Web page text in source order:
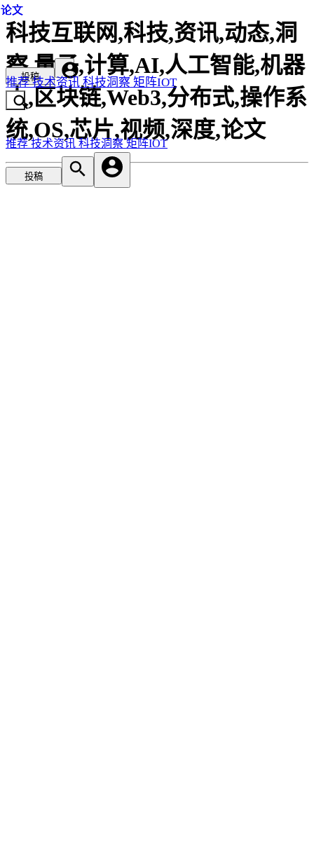
科技互联网,科技,资讯,动态,洞
察,量子,计算,AI,人工智能,机器
人,区块链,Web3,分布式,操作系
统,OS,芯片,视频,深度,论文
投稿
推荐技术资讯科技洞察 矩阵IOT
推荐技术资讯科技洞察矩阵IOT
投稿
论文
论文
论文